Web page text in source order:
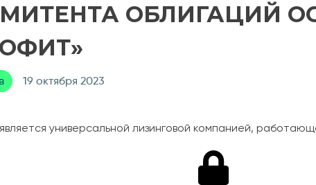
ОБЛИГАЦИЙ
19 октября 2023
универсальной лизинговой компанией,